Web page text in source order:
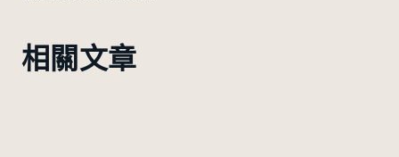
相關文章